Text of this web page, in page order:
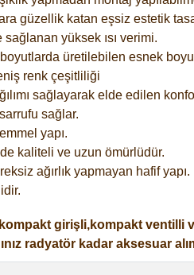
güzellik katan eşsiz estetik
sağlanan yüksek ısı verimi.
üretilebilen esnek
renk çeşitliliği
sağlayarak elde edilen
sağlar.
yapı.
kaliteli ve uzun ömürlüdür.
ağırlık yapmayan hafif yapı.
girişli,kompakt ventilli
radyatör kadar aksesuar